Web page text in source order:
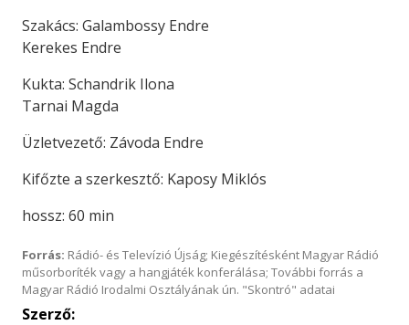
Szakács: Galambossy Endre
Kerekes Endre
Kukta: Schandrik Ilona
Tarnai Magda
Üzletvezető: Závoda Endre
Kifőzte a szerkesztő: Kaposy Miklós
hossz: 60 min
Forrás: Rádió- és Televízió Újság; Kiegészítésként Magyar Rádió
műsorboríték vagy a hangjáték konferálása; További forrás a
Magyar Rádió Irodalmi Osztályának ún. "Skontró" adatai
Szerző: